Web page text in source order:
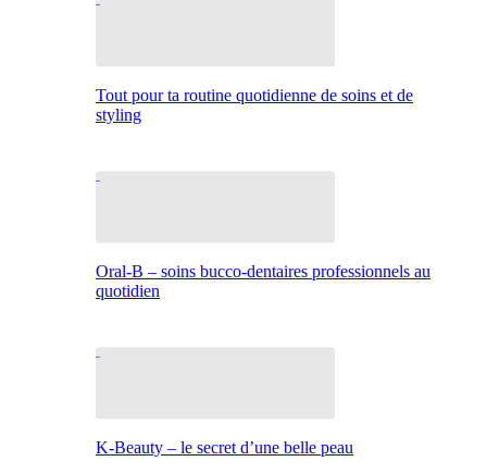
Tout pour ta routine quotidienne de soins et de
styling
Oral-B – soins bucco-dentaires professionnels au
quotidien
K-Beauty – le secret d’une belle peau